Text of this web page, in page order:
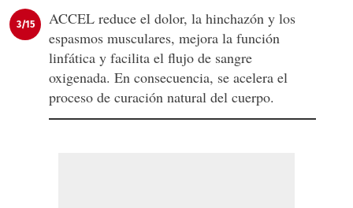
3/15
ACCEL reduce el dolor, la hinchazón y los
espasmos musculares, mejora la función
linfática y facilita el flujo de sangre
oxigenada. En consecuencia, se acelera el
proceso de curación natural del cuerpo.